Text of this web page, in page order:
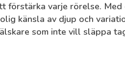
förstärka varje rörelse. Med
känsla av djup och
som inte vill släppa